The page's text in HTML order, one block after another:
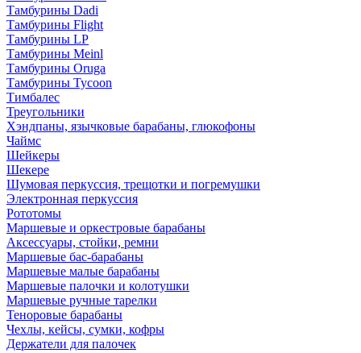
Тамбурины Dadi
Тамбурины Flight
Тамбурины LP
Тамбурины Meinl
Тамбурины Oruga
Тамбурины Tycoon
Тимбалес
Треугольники
Хэндпаны, язычковые барабаны, глюкофоны
Чаймс
Шейкеры
Шекере
Шумовая перкуссия, трещотки и погремушки
Электронная перкуссия
Рототомы
Маршевые и оркестровые барабаны
Аксессуары, стойки, ремни
Маршевые бас-барабаны
Маршевые малые барабаны
Маршевые палочки и колотушки
Маршевые ручные тарелки
Теноровые барабаны
Чехлы, кейсы, сумки, кофры
Держатели для палочек